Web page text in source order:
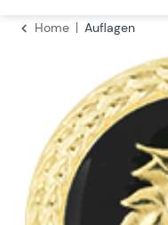
Home
Auflagen
Bildergalerie überspringen